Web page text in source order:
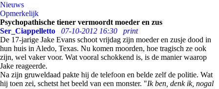
Nieuws
Opmerkelijk
Psychopathische tiener vermoordt moeder en zus
Ser_Ciappelletto
07-10-2012 16:30
print
De 17-jarige Jake Evans schoot vrijdag zijn moeder en zusje dood in
hun huis in Aledo, Texas. Nu komen moorden, hoe tragisch ze ook
zijn, wel vaker voor. Wat vooral schokkend is, is de manier waarop
Jake reageerde.
Na zijn gruweldaad pakte hij de telefoon en belde zelf de politie. Wat
hij toen zei, schetst het beeld van een monster. "Ik ben, denk ik, nogal